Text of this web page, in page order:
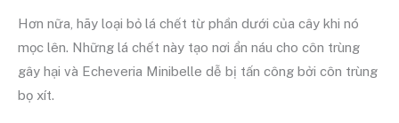
Hơn nữa, hãy loại bỏ lá chết từ phần dưới của cây khi nó
mọc lên. Những lá chết này tạo nơi ẩn náu cho côn trùng
gây hại và Echeveria Minibelle dễ bị tấn công bởi côn trùng
bọ xít.